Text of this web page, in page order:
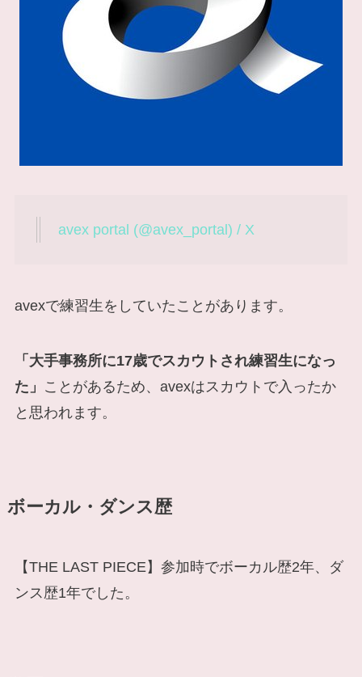
avex portal (@avex_portal) / X
avexで練習生をしていたことがあります。
「大手事務所に17歳でスカウトされ練習生になっ
た」 ことがあるため、avexはスカウトで入ったか
と思われます。
ボーカル・ダンス歴
【THE LAST PIECE】参加時でボーカル歴2年、ダ
ンス歴1年でした。